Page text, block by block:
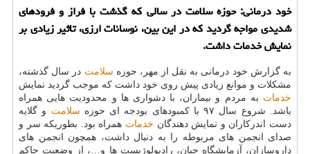
خود درمانی: حوزه سلامت در سالی كه گذشت با فراز و فرودهای
شدیدی مواجه گردید كه در این بین، نوسانات ارزی، تاثیر زیادی بر
نمایش خدمات داشت.
به گزارش خود درمانی به نقل از مهر، حوزه سلامت در سال گذشته،
مشكلات و موانع زیادی پیش روی خود داشت كه موجب گردید نمایش
خدمات به مردم و بیماران، با دشواری ها و محدودیت هایی همراه
باشد. شروع سال ۹۷ با كمبودهای بودجه ای حوزه
سلامت و گلایه
دست اندركاران و نمایش دهندگان خدمات همراه بود. بطوریكه سر و
صدای انجمن های مربوطه را به دنبال داشت، همچون انجمن های
داروسازان، آزمایشگاه حیان، رادیولوژیست ها و…، از وضعیت حاكم